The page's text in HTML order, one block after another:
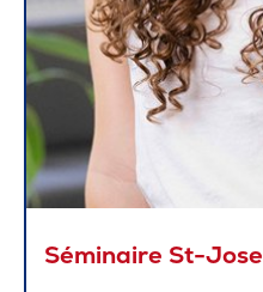
Séminaire St-